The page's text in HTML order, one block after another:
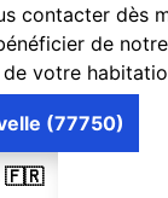
contacter dès
de
votre
🇫🇷
(77750)